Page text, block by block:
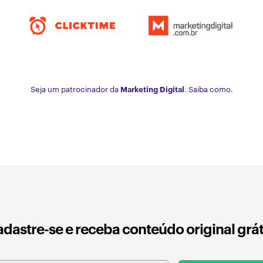
Seja um patrocinador da Marketing Digital. Saiba como.
se e receba conteúdo original